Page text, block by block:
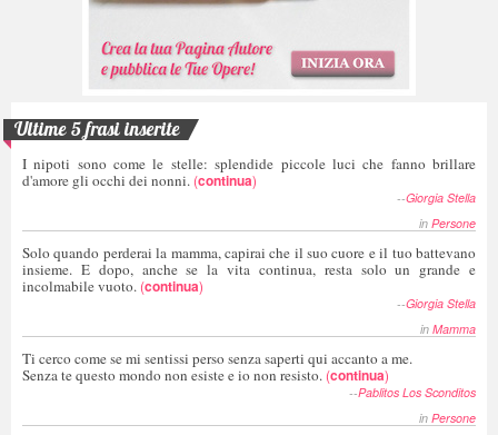
Ultime 5 frasi inserite
I nipoti sono come le stelle: splendide piccole luci che fanno brillare
d'amore gli occhi dei nonni. (continua)
--Giorgia Stella
in Persone
Solo quando perderai la mamma, capirai che il suo cuore e il tuo battevano
insieme. E dopo, anche se la vita continua, resta solo un grande e
incolmabile vuoto. (continua)
--Giorgia Stella
in Mamma
Ti cerco come se mi sentissi perso senza saperti qui accanto a me.
Senza te questo mondo non esiste e io non resisto. (continua)
--Pablitos Los Sconditos
in Persone